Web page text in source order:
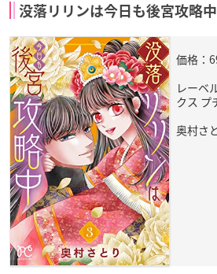
没落リリンは今日も後宮攻略
価格：
レーベ
クス プ
奥村さ